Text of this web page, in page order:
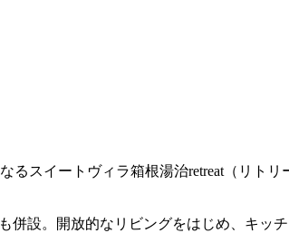
スイートヴィラ箱根湯治retreat（リト
併設。開放的なリビングをはじめ、キッ